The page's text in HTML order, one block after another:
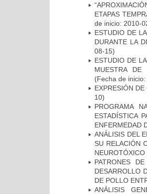
ETAPAS
de inicio: 2010-
ESTUDIO DE
DURANTE LA
08-15)
ESTUDIO DE
MUESTRA DE
(Fecha de
EXPRESIÓN
10)
PROGRAMA
ESTADÍSTICA
ENFERMEDAD
ANÁLISIS DEL
SU RELACIÓN
NEUROTÓXICO
PATRONES
DESARROLLO
DE POLLO
ANÁLISIS